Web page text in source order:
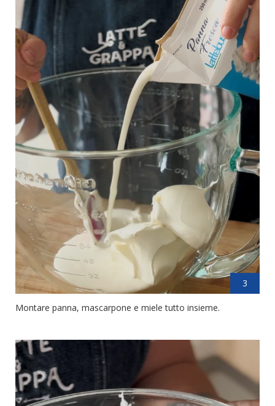
3
Montare panna, mascarpone e miele tutto insieme.